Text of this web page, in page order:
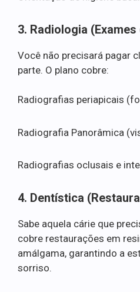
3. Radiologia
Você não precisará pagar
parte. O plano cobre:
Radiografias periapicais
Radiografia Panorâmica
Radiografias oclusais e
4. Dentística
Sabe aquela cárie que
cobre restaurações em
amálgama, garantindo a
sorriso.